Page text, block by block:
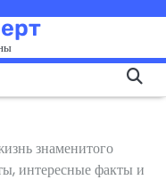
знаменитого
интересные факты и